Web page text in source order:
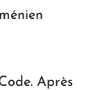
Après